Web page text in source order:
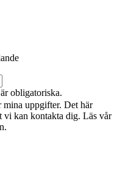
obligatoriska.
mina uppgifter. Det här
vi kan kontakta dig. Läs vår